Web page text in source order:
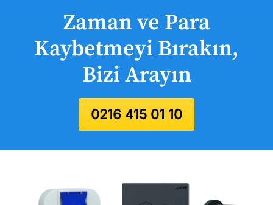
Zaman ve Para
Kaybetmeyi Bırakın,
Bizi Arayın
0216 415 01 10